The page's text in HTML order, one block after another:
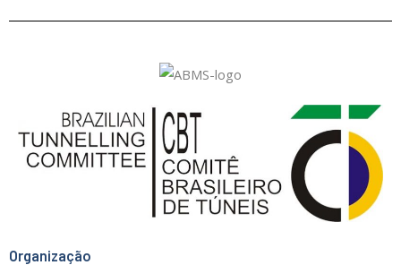
Organização